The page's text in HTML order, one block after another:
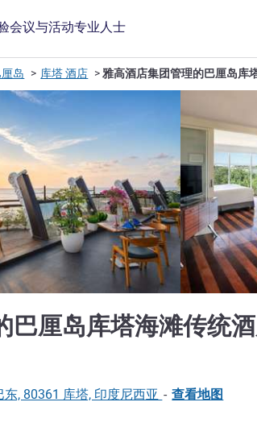
会议与活动专业人士
岛 库塔 酒店 雅高酒店集团管理的巴厘岛库
巴厘岛库塔海滩传统
, 80361 库塔, 印度尼西亚 - 查看地图